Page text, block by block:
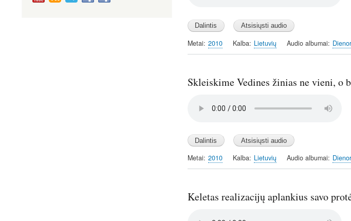
Metai 2010 Kalba Lietuvių Audio albumai
Skleiskime Vedines žinias ne vieni, o
Metai 2010 Kalba Lietuvių Audio albumai
Keletas realizacijų aplankius savo